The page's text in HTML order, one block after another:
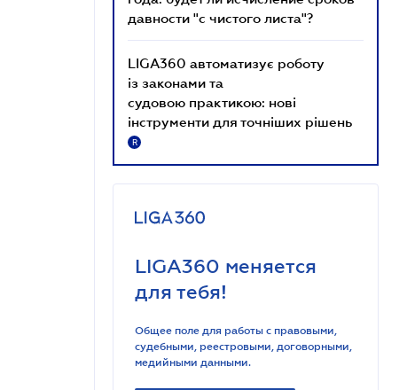
давности "с чистого листа"?
LIGA360 автоматизує роботу
із законами та
судовою практикою: нові
інструменти для точніших рішень
R
LIGA360 меняется
для тебя!
Общее поле для работы с правовыми,
судебными, реестровыми, договорными,
медийными данными.